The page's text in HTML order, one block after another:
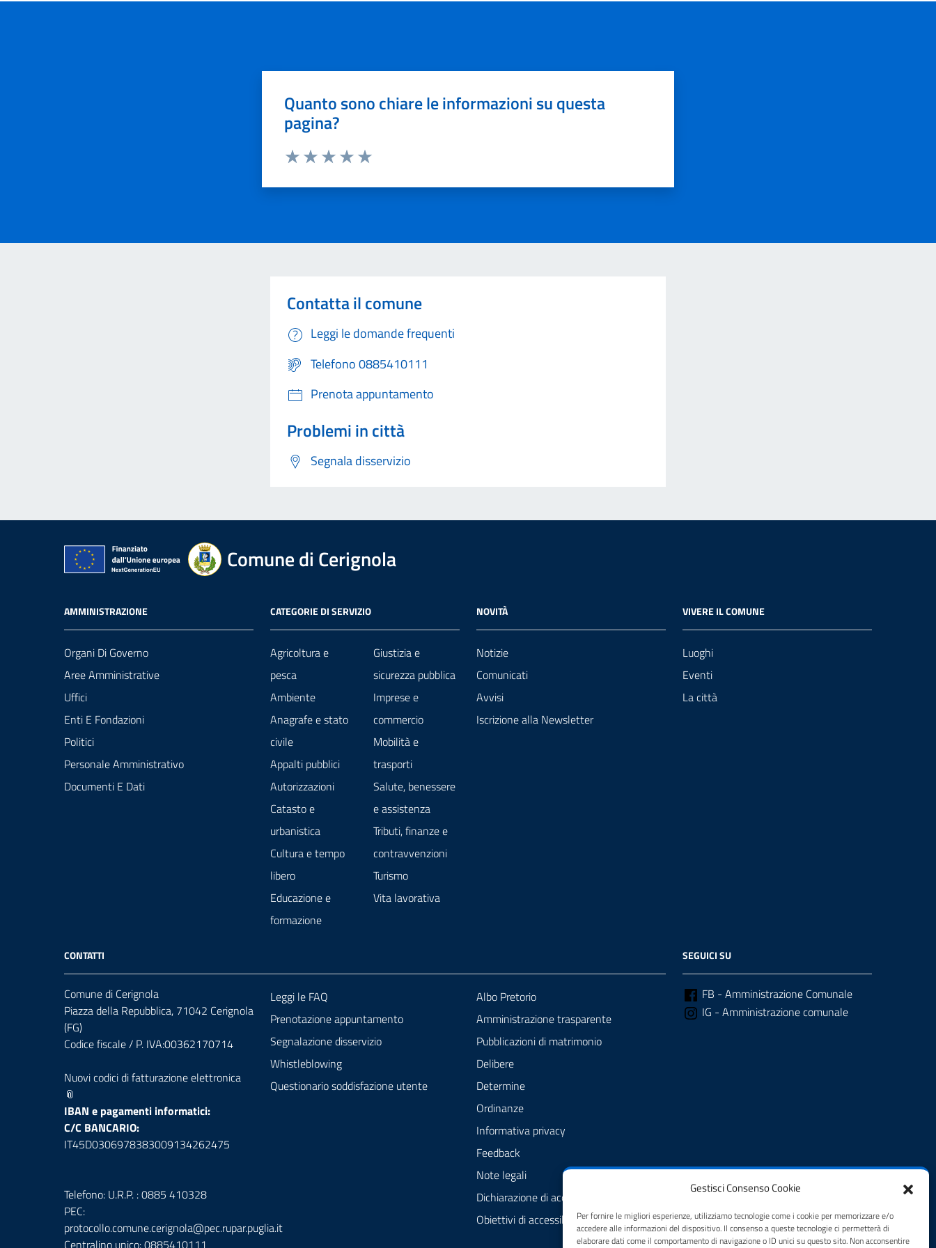
Gestisci Consenso Cookie
Per fornire le migliori esperienze, utilizziamo tecnologie come i cookie per memorizzare e/o
accedere alle informazioni del dispositivo. Il consenso a queste tecnologie ci permetterà di
elaborare dati come il comportamento di navigazione o ID unici su questo sito. Non acconsentire
Quanto sono chiare le informazioni su questa
pagina?
Contatta il comune
Leggi le domande frequenti
Telefono 0885410111
Prenota appuntamento
Problemi in città
Segnala disservizio
Comune di Cerignola
AMMINISTRAZIONE
Organi Di Governo
Aree Amministrative
Uffici
Enti E Fondazioni
Politici
Personale Amministrativo
Documenti E Dati
CATEGORIE DI SERVIZIO
Agricoltura e
pesca
Ambiente
Anagrafe e stato
civile
Appalti pubblici
Autorizzazioni
Catasto e
urbanistica
Cultura e tempo
libero
Educazione e
formazione
Giustizia e
sicurezza pubblica
Imprese e
commercio
Mobilità e
trasporti
Salute, benessere
e assistenza
Tributi, finanze e
contravvenzioni
Turismo
Vita lavorativa
NOVITÀ
Notizie
Comunicati
Avvisi
Iscrizione alla Newsletter
VIVERE IL COMUNE
Luoghi
Eventi
La città
CONTATTI
Comune di Cerignola
Piazza della Repubblica, 71042 Cerignola
(FG)
Codice fiscale / P. IVA:00362170714
Nuovi codici di fatturazione elettronica
📎
IBAN e pagamenti informatici:
C/C BANCARIO:
IT45D0306978383009134262475
Telefono: U.R.P. : 0885 410328
PEC:
protocollo.comune.cerignola@pec.rupar.puglia.it
Leggi le FAQ
Prenotazione appuntamento
Segnalazione disservizio
Whistleblowing
Questionario soddisfazione utente
Albo Pretorio
Amministrazione trasparente
Pubblicazioni di matrimonio
Delibere
Determine
Ordinanze
Informativa privacy
Feedback
Note legali
Dichiarazione di accessibilità
Obiettivi di accessibilità
SEGUICI SU
FB - Amministrazione Comunale
IG - Amministrazione comunale